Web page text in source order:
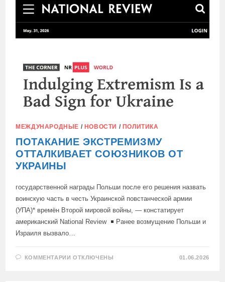
ОБ
УКРАИНЕ:
МЕЖДУНАРОДНЫЕ / НОВОСТИ / ПОЛИТИКА
ПОТАКАНИЕ ЭКСТРЕМИЗМУ
ОТТАЛКИВАЕТ СОЮЗНИКОВ ОТ
УКРАИНЫ
государственной награды Польши после его решения назвать
воинскую часть в честь Украинской повстанческой армии
(УПА)* времён Второй мировой войны, — констатирует
американский National Review
Ранее возмущение Польши и
Израиля вызвало…
КОММЕНТАРИИ К
ОТКЛЮЧЕНЫ 01.06.2026